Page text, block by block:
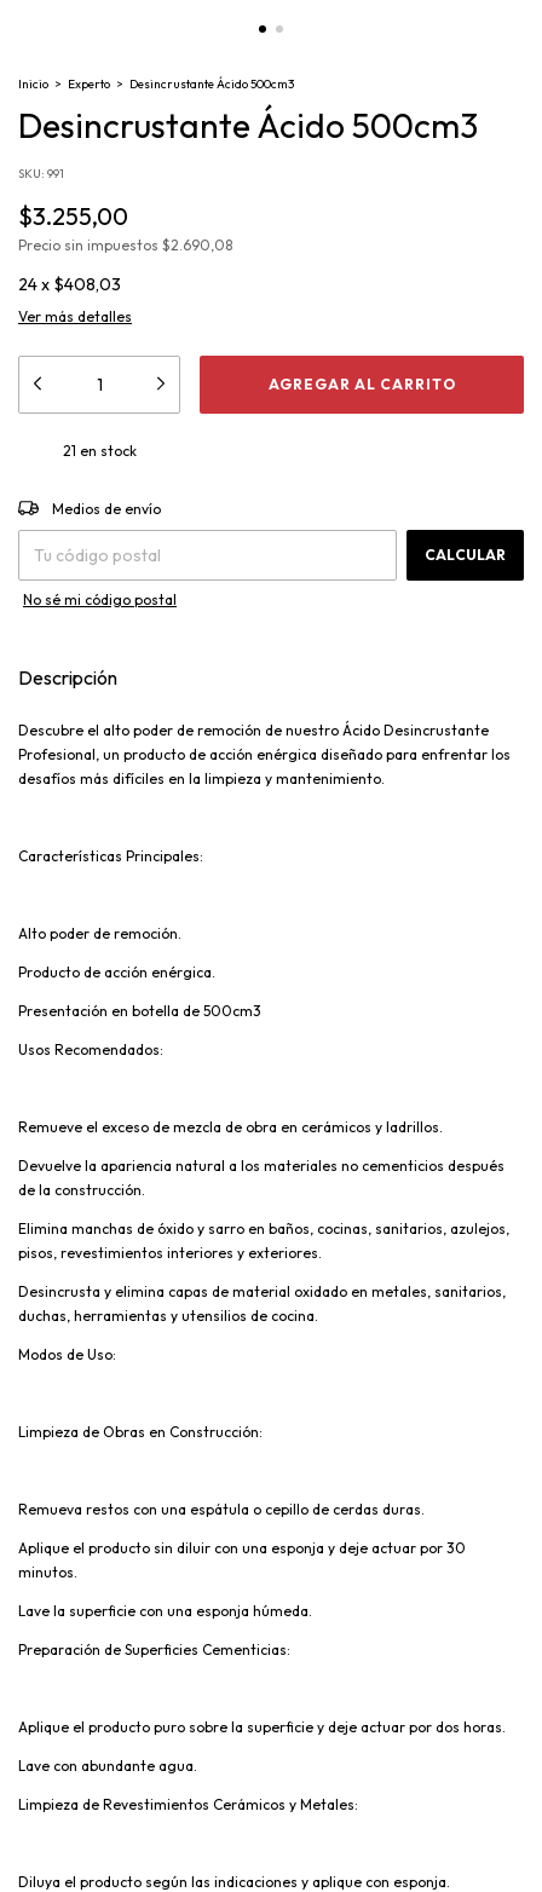
Inicio > Experto > Desincrustante Ácido 500cm3
Desincrustante Ácido 500cm3
SKU: 991
$3.255,00
Precio sin impuestos $2.690,08
24x $408,03
Ver más detalles
21 en stock
Entregas para el CP:
Medios de envío
CALCULAR
No sé mi código postal
Descripción
Descubre el alto poder de remoción de nuestro Ácido Desincrustante
Profesional, un producto de acción enérgica diseñado para enfrentar los
desafíos más difíciles en la limpieza y mantenimiento.
Características Principales:
Alto poder de remoción.
Producto de acción enérgica.
Presentación en botella de 500cm3
Usos Recomendados:
Remueve el exceso de mezcla de obra en cerámicos y ladrillos.
Devuelve la apariencia natural a los materiales no cementicios después
de la construcción.
Elimina manchas de óxido y sarro en baños, cocinas, sanitarios, azulejos,
pisos, revestimientos interiores y exteriores.
Desincrusta y elimina capas de material oxidado en metales, sanitarios,
duchas, herramientas y utensilios de cocina.
Modos de Uso:
Limpieza de Obras en Construcción:
Remueva restos con una espátula o cepillo de cerdas duras.
Aplique el producto sin diluir con una esponja y deje actuar por 30
minutos.
Lave la superficie con una esponja húmeda.
Preparación de Superficies Cementicias:
Aplique el producto puro sobre la superficie y deje actuar por dos horas.
Lave con abundante agua.
Limpieza de Revestimientos Cerámicos y Metales:
Diluya el producto según las indicaciones y aplique con esponja.